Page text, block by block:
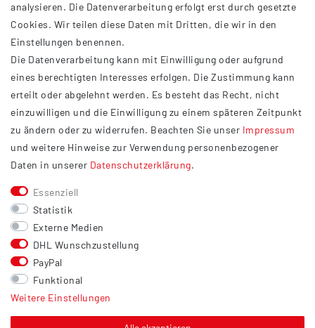
INFORMATIONEN
AGB
Impressum
Datenschutzerklärung
Widerrufsrecht
Barrierefreiheit
Service
Kontakt
Versand
Zahlung
Vertrag widerrufen
Sonstiges
Hinweis zur Entsorgung von Altbatterien & Altöl
analysieren. Die Datenverarbeitung erfolgt erst durch gesetzte
Cookies. Wir teilen diese Daten mit Dritten, die wir in den
Einstellungen benennen.
Die Datenverarbeitung kann mit Einwilligung oder aufgrund
eines berechtigten Interesses erfolgen. Die Zustimmung kann
erteilt oder abgelehnt werden. Es besteht das Recht, nicht
einzuwilligen und die Einwilligung zu einem späteren Zeitpunkt
zu ändern oder zu widerrufen. Beachten Sie unser Impressum
und weitere Hinweise zur Verwendung personenbezogener
Daten in unserer Daten­schutz­erklärung.
Essenziell
Statistik
Externe Medien
DHL Wunschzustellung
PayPal
Funktional
Weitere Einstellungen